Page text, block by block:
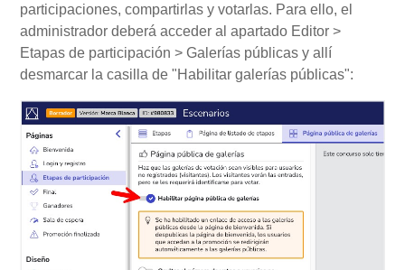
participaciones, compartirlas y votarlas. Para ello, el
administrador deberá acceder al apartado Editor >
Etapas de participación > Galerías públicas y allí
desmarcar la casilla de "Habilitar galerías públicas":